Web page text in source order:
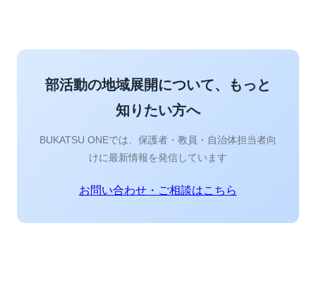
部活動の地域展開について、もっと
知りたい方へ
BUKATSU ONEでは、保護者・教員・自治体担当者向
けに最新情報を発信しています
お問い合わせ・ご相談はこちら